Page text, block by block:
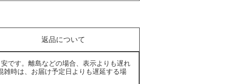
返品について
です。離島などの場合、表示よりも遅れ
時は、お届け予定日よりも遅延する場